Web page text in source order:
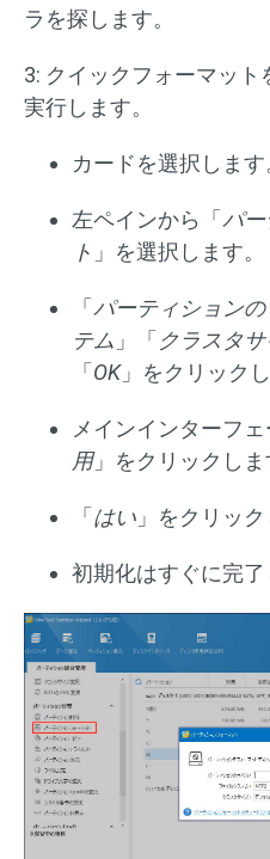
ラを探します。
3: クイックフォーマッ
実行します。
カードを選択します
左ペインから「パー
ト 」を選択します。
「パーティション
テム 」「クラスタ
「OK」をクリックし
メインインターフ
用」をクリックしま
「はい 」をクリッ
初期化はすぐに完了